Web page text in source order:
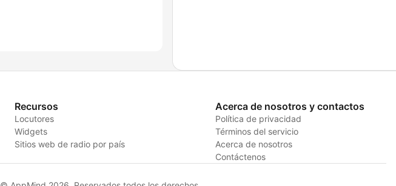
Recursos
Locutores
Widgets
Sitios web de radio por país
Acerca de nosotros y contactos
Política de privacidad
Términos del servicio
Acerca de nosotros
Contáctenos